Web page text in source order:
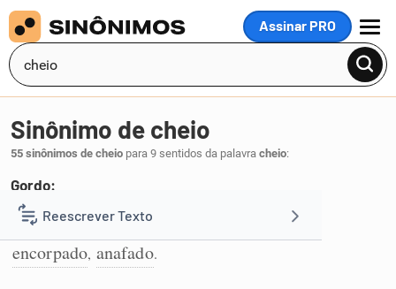
Assinar PRO
MENU
Reescrever Texto
Resumir Texto
Sinônimo de cheio
55 sinônimos de cheio para 9 sentidos da palavra cheio:
Gordo:
1 nutrido,arredondado robusto
encorpado, anafado.